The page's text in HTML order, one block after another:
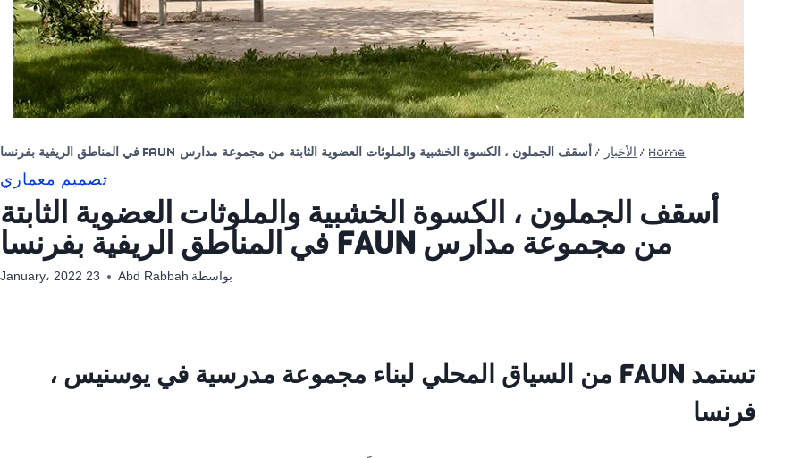
Home
/ الأخبار / أسقف الجملون ، الكسوة الخشبية والملوثات العضوية الثابتة من مجموعة مدارس FAUN في المناطق الريفية بفرنسا
تصميم معماري
أسقف الجملون ، الكسوة الخشبية والملوثات العضوية الثابتة
من مجموعة مدارس FAUN في المناطق الريفية بفرنسا
بواسطة Abd Rabbah 23 January، 2022
تستمد FAUN من السياق المحلي لبناء مجموعة مدرسية في يوسنيس ،
فرنسا